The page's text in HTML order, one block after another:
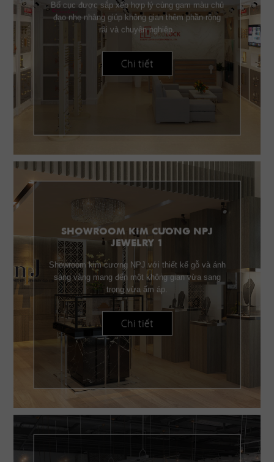
Bố cục được sắp xếp hợp lý cùng gam màu chủ
đạo nhẹ nhàng giúp không gian thêm phần rộng
rãi và chuyên nghiệp.
Chi tiết
SHOWROOM KIM CƯƠNG NPJ
JEWELRY 1
Showroom kim cương NPJ với thiết kế gỗ và ánh
sáng vàng mang đến một không gian vừa sang
trọng vừa ấm áp.
Chi tiết